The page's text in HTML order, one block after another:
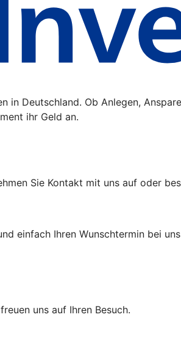
in Deutschland. Ob Anlegen,
ihr Geld an.
Sie Kontakt mit uns auf oder
einfach Ihren Wunschtermin bei
uns auf Ihren Besuch.